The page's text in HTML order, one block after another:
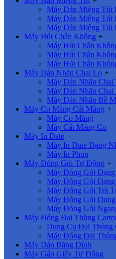
Máy Dán Miệng Túi
Máy Dán Miệng Túi
Máy Dán Miệng Túi
Máy Hút Chân Không +
Máy Hút Chân
Máy Hút Chân
Máy Hút Chân
Máy Dán Nhãn Chai Lọ +
Máy Dán Nhãn Chai
Máy Dán Nhãn Chai
Máy Dán Nhãn Bề
Máy Co Màng Cắt Màng +
Máy Co Màng
Máy Cắt Màng Co
Máy In Date +
Máy In Date Dạng
Máy In Phun
Máy Đóng Gói Tự Động +
Máy Đóng Gói
Máy Đóng Gói
Máy Đóng Gói Trà
Máy Đóng Gói
Máy Đóng Gói
Máy Đóng Đai Thùng
Dụng Cụ Đai Thùng
Máy Đóng Đai
Máy Dán Băng Dính
Máy Gấp Giấy Tự Động